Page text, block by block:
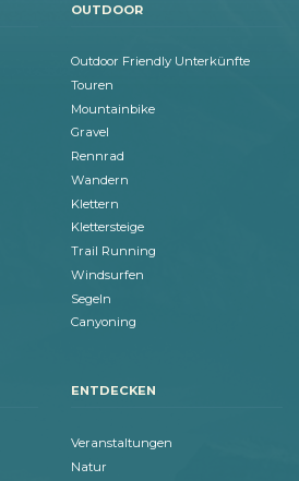
OUTDOOR
Outdoor Friendly Unterkünfte
Touren
Mountainbike
Gravel
Rennrad
Wandern
Klettern
Klettersteige
Trail Running
Windsurfen
Segeln
Canyoning
ENTDECKEN
Veranstaltungen
Natur